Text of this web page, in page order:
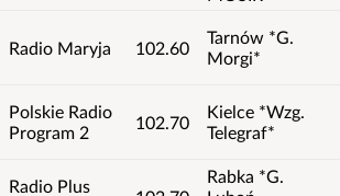
Radio Maryja 102.60
Tarnów *G.
Morgi*
Polskie Radio
Program 2
102.70
Kielce *Wzg.
Telegraf*
Radio Plus
Rabka *G.